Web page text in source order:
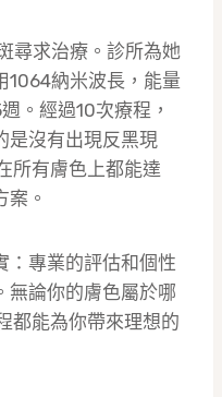
尋求治療。診所為她
1064納米波長，能量
。經過10次療程，
是沒有出現反黑現
所有膚色上都能達
案。
：專業的評估和個性
無論你的膚色屬於哪
都能為你帶來理想的